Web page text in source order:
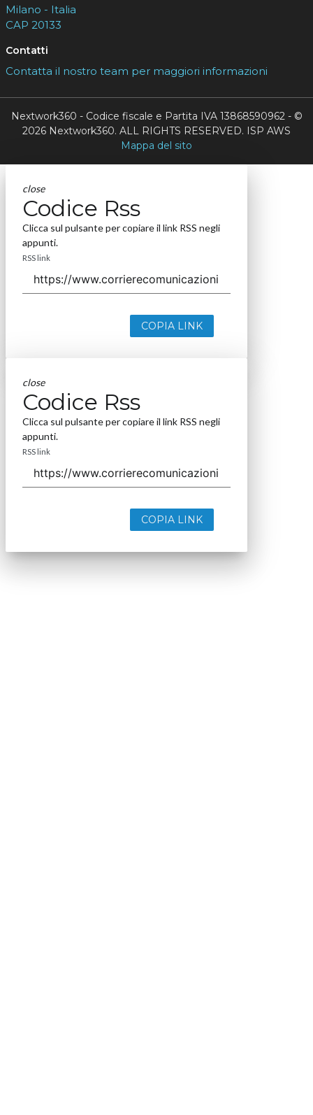
Milano - Italia
CAP 20133
Contatti
Contatta il nostro team per maggiori informazioni
Nextwork360 - Codice fiscale e Partita IVA 13868590962 - ©
2026 Nextwork360. ALL RIGHTS RESERVED. ISP AWS
Mappa del sito
close
Codice Rss
Clicca sul pulsante per copiare il link RSS negli
appunti.
RSS link
COPIA LINK
close
Codice Rss
Clicca sul pulsante per copiare il link RSS negli
appunti.
RSS link
COPIA LINK